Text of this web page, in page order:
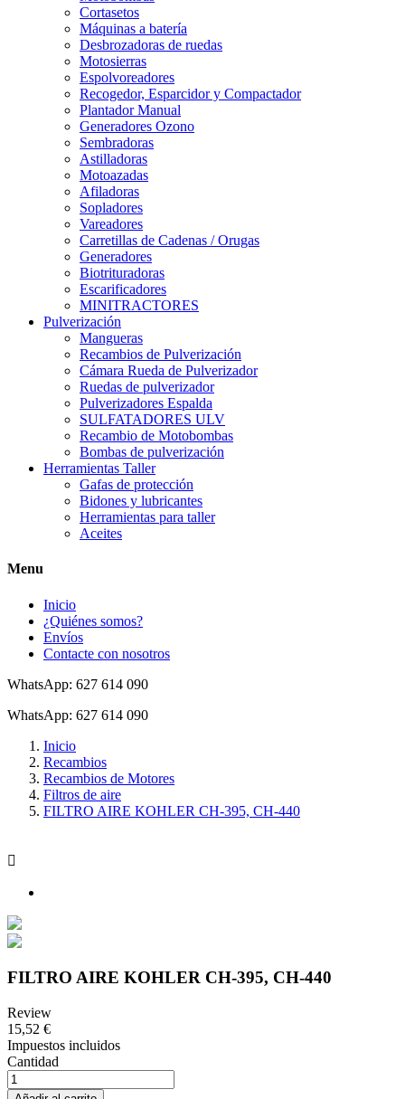
Cortasetos
Máquinas a batería
Desbrozadoras de ruedas
Motosierras
Espolvoreadores
Recogedor, Esparcidor y Compactador
Plantador Manual
Generadores Ozono
Sembradoras
Astilladoras
Motoazadas
Afiladoras
Sopladores
Vareadores
Carretillas de Cadenas / Orugas
Generadores
Biotrituradoras
Escarificadores
MINITRACTORES
Pulverización
Mangueras
Recambios de Pulverización
Cámara Rueda de Pulverizador
Ruedas de pulverizador
Pulverizadores Espalda
SULFATADORES ULV
Recambio de Motobombas
Bombas de pulverización
Herramientas Taller
Gafas de protección
Bidones y lubricantes
Herramientas para taller
Aceites
Menu
Inicio
¿Quiénes somos?
Envíos
Contacte con nosotros
WhatsApp: 627 614 090
WhatsApp: 627 614 090
Inicio
Recambios
Recambios de Motores
Filtros de aire
FILTRO AIRE KOHLER CH-395, CH-440

FILTRO AIRE KOHLER CH-395, CH-440
Review
15,52 €
Impuestos incluidos
Cantidad